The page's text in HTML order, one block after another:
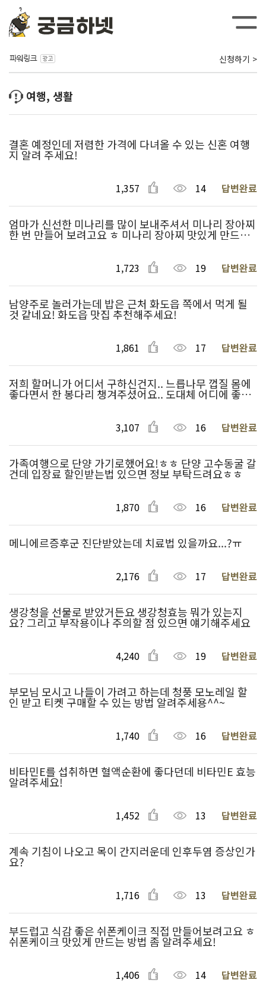
신청하기 >
여행, 생활
결혼 예정인데 저렴한 가격에 다녀올 수 있는 신혼 여행
지 알려 주세요!
1,357 14 답변완료
엄마가 신선한 미나리를 많이 보내주셔서 미나리 장아찌
한 번 만들어 보려고요 ㅎ 미나리 장아찌 맛있게 만드는
방법 알려주세요~
1,723 19 답변완료
남양주로 놀러가는데 밥은 근처 화도읍 쪽에서 먹게 될
것 같네요! 화도읍 맛집 추천해주세요!
1,861 17 답변완료
저희 할머니가 어디서 구하신건지.. 느릅나무 껍질 몸에
좋다면서 한 봉다리 챙겨주셨어요.. 도대체 어디에 좋은
건지 느릅나무 껍질 효능 좀 알려주세요!
3,107 16 답변완료
가족여행으로 단양 가기로했어요!ㅎㅎ 단양 고수동굴 갈
건데 입장료 할인받는법 있으면 정보 부탁드려요ㅎㅎ
1,870 16 답변완료
메니에르증후군 진단받았는데 치료법 있을까요...?ㅠ
2,176 17 답변완료
생강청을 선물로 받았거든요 생강청효능 뭐가 있는지
요? 그리고 부작용이나 주의할 점 있으면 얘기해주세요
4,240 19 답변완료
부모님 모시고 나들이 가려고 하는데 청풍 모노레일 할
인 받고 티켓 구매할 수 있는 방법 알려주세용^^~
1,740 16 답변완료
비타민E를 섭취하면 혈액순환에 좋다던데 비타민E 효능
알려주세요!
1,452 13 답변완료
계속 기침이 나오고 목이 간지러운데 인후두염 증상인가
요?
1,716 13 답변완료
부드럽고 식감 좋은 쉬폰케이크 직접 만들어보려고요 ㅎ
쉬폰케이크 맛있게 만드는 방법 좀 알려주세요!
1,406 14 답변완료